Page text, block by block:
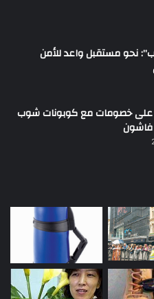
نحو مستقبل واعد للأمن
خصومات مع كوبونات شوب